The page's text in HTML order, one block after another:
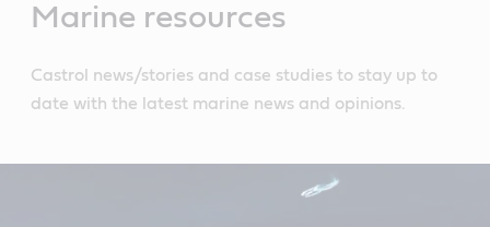
Marine resources
Castrol news/stories and case studies to stay up to
date with the latest marine news and opinions.